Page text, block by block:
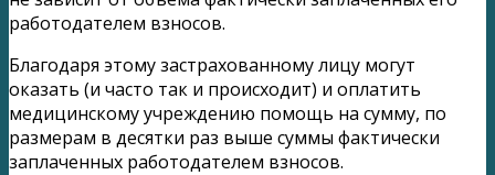
работодателем взносов.
Благодаря этому застрахованному лицу могут
оказать (и часто так и происходит) и оплатить
медицинскому учреждению помощь на сумму, по
размерам в десятки раз выше суммы фактически
заплаченных работодателем взносов.